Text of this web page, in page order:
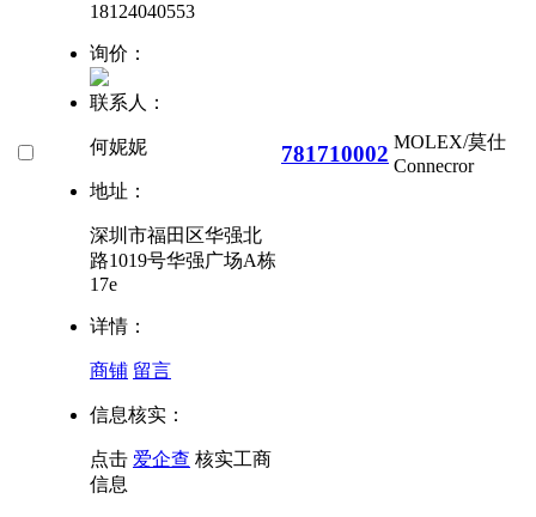
18124040553
询价：
联系人：
何妮妮
地址：
深圳市福田区华强北
路1019号华强广场A栋
17e
详情：
商铺 留言
信息核实：
点击 爱企查 核实工商
信息
781710002 MOLEX/莫仕
Connecror